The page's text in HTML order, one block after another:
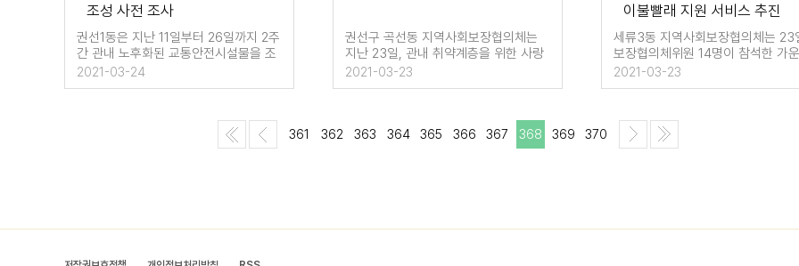
조성 사전 조사
권선1동은 지난 11일부터 26일까지 2주
간 관내 노후화된 교통안전시설물을 조
사한다. 이번 조사는 노후화 된…
2021-03-24
권선구 곡선동 지역사회보장협의체는
지난 23일, 관내 취약계층을 위한 사랑
가득 반찬나눔 행사를 가…
2021-03-23
이불빨래 지원 서비스 추진
세류3동 지역사회보장협의체는 23
보장협의체위원 14명이 참석한 가
긴급재난지원금 등의 동정홍보와
2021-03-23
361 362 363 364 365 366 367 368 369 370